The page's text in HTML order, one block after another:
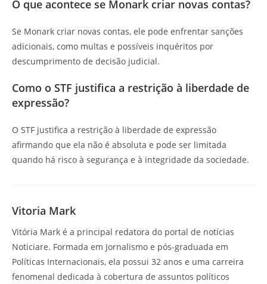
O que acontece se Monark criar novas contas?
Se Monark criar novas contas, ele pode enfrentar sanções
adicionais, como multas e possíveis inquéritos por
descumprimento de decisão judicial.
Como o STF justifica a restrição à liberdade de
expressão?
O STF justifica a restrição à liberdade de expressão
afirmando que ela não é absoluta e pode ser limitada
quando há risco à segurança e à integridade da sociedade.
Vitoria Mark
Vitória Mark é a principal redatora do portal de notícias
Noticiare. Formada em Jornalismo e pós-graduada em
Políticas Internacionais, ela possui 32 anos e uma carreira
fenomenal dedicada à cobertura de assuntos políticos